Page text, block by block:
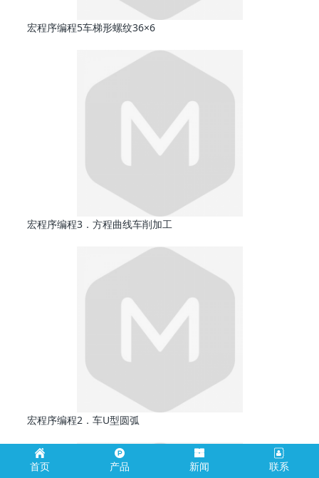
宏程序编程5车梯形螺纹36×6
宏程序编程3．方程曲线车削加工
宏程序编程2．车U型圆弧
首页 产品 新闻 联系